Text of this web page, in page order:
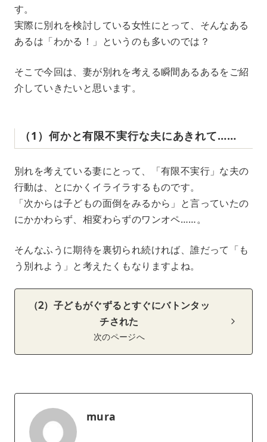
す。
実際に別れを検討している女性にとって、そんなある
あるは「わかる！」というのも多いのでは？
そこで今回は、妻が別れを考える瞬間あるあるをご紹
介していきたいと思います。
（1）何かと有限不実行な夫にあきれて……
別れを考えている妻にとって、「有限不実行」な夫の
行動は、とにかくイライラするものです。
「次からは子どもの面倒をみるから」と言っていたの
にかかわらず、相変わらずのワンオペ……。
そんなふうに期待を裏切られ続ければ、誰だって「も
う別れよう」と考えたくもなりますよね。
（2）子どもがぐずるとすぐにバトンタッ
チされた
次のページへ
mura